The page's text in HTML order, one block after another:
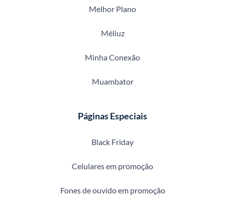
Melhor Plano
Méliuz
Minha Conexão
Muambator
Páginas Especiais
Black Friday
Celulares em promoção
Fones de ouvido em promoção